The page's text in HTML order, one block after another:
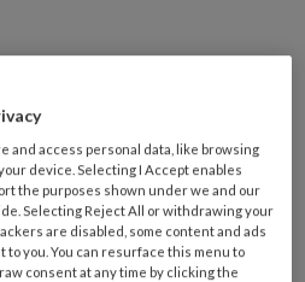
lezen?
account aan en lees 2
per maand
and access personal data, like browsing
device. Selecting I Accept enables
the purposes shown under we and our
Selecting Reject All or withdrawing your
are disabled, some content and ads
to you. You can resurface this menu to
consent at any time by clicking the